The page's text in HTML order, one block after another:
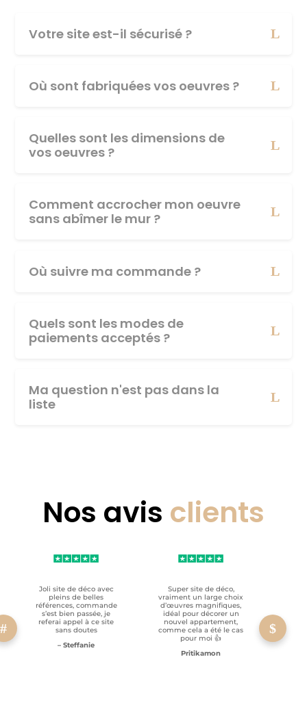
Votre site est-il sécurisé ?
Où sont fabriquées vos oeuvres ?
Quelles sont les dimensions de
vos oeuvres ?
Comment accrocher mon oeuvre
sans abîmer le mur ?
Où suivre ma commande ?
Quels sont les modes de
paiements acceptés ?
Ma question n'est pas dans la
liste
Nos avis clients
Joli site de déco avec
pleins de belles
références, commande
s’est bien passée, je
referai appel à ce site
sans doutes
– Steffanie
Super site de déco,
vraiment un large choix
d’œuvres magnifiques,
idéal pour décorer un
nouvel appartement,
comme cela a été le cas
pour moi 👍
Pritikamon